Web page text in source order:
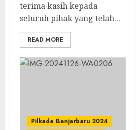
terima kasih kepada
seluruh pihak yang telah...
READ MORE
Pilkada Banjarbaru 2024